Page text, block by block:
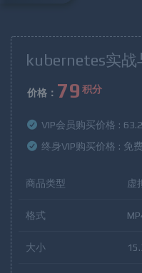
kubernetes实战
价格： 79 积分
VIP会员购买价格 :
终身VIP购买价格 : 免费
商品类型 虚
格式
大小